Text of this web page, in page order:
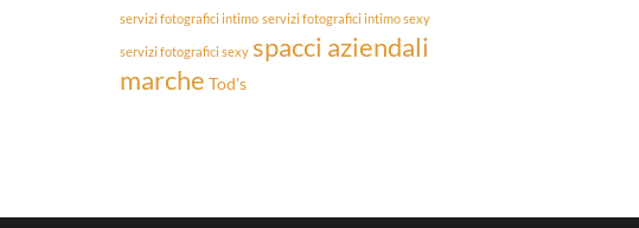
servizi fotografici intimo servizi fotografici intimo sexy
servizi fotografici sexy spacci aziendali
marche Tod's